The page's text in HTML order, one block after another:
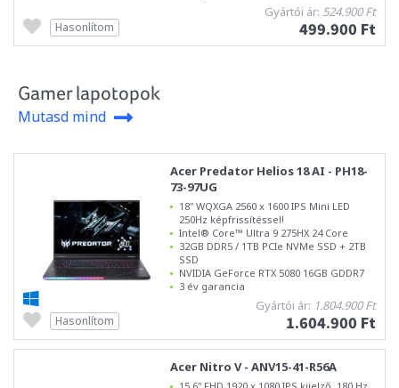
Gyártói ár: 524.900 Ft
499.900 Ft
Hasonlítom
Gamer lapotopok
Mutasd mind
Acer Predator Helios 18 AI - PH18-
73-97UG
18" WQXGA 2560 x 1600 IPS Mini LED
250Hz képfrissítéssel!
Intel® Core™ Ultra 9 275HX 24 Core
32GB DDR5 / 1TB PCIe NVMe SSD + 2TB
SSD
NVIDIA GeForce RTX 5080 16GB GDDR7
3 év garancia
Gyártói ár: 1.804.900 Ft
1.604.900 Ft
Hasonlítom
Acer Nitro V - ANV15-41-R56A